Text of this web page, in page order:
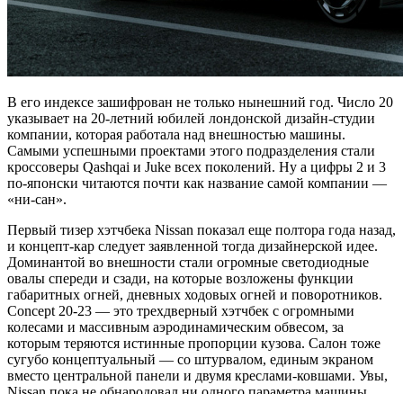
В его индексе зашифрован не только нынешний год. Число 20
указывает на 20-летний юбилей лондонской дизайн-студии
компании, которая работала над внешностью машины.
Самыми успешными проектами этого подразделения стали
кроссоверы Qashqai и Juke всех поколений. Ну а цифры 2 и 3
по-японски читаются почти как название самой компании —
«ни-сан».
Первый тизер хэтчбека Nissan показал еще полтора года назад,
и концепт-кар следует заявленной тогда дизайнерской идее.
Доминантой во внешности стали огромные светодиодные
овалы спереди и сзади, на которые возложены функции
габаритных огней, дневных ходовых огней и поворотников.
Concept 20-23 — это трехдверный хэтчбек с огромными
колесами и массивным аэродинамическим обвесом, за
которым теряются истинные пропорции кузова. Салон тоже
сугубо концептуальный — со штурвалом, единым экраном
вместо центральной панели и двумя креслами-ковшами. Увы,